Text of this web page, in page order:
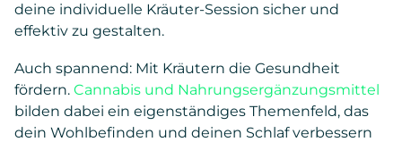
deine individuelle Kräuter-Session sicher und
effektiv zu gestalten.
Auch spannend: Mit Kräutern die Gesundheit
fördern. Cannabis und Nahrungsergänzungsmittel
bilden dabei ein eigenständiges Themenfeld, das
dein Wohlbefinden und deinen Schlaf verbessern